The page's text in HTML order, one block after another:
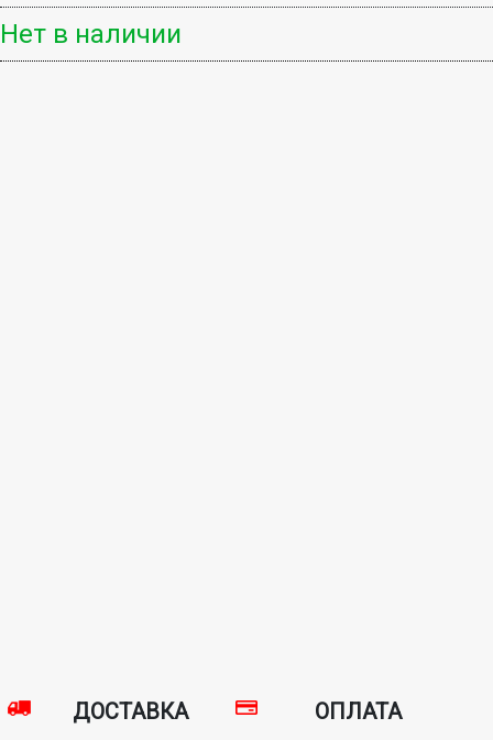
Нет в наличии
ДОСТАВКА
ОПЛАТА